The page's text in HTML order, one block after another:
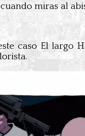
miras al
caso El largo